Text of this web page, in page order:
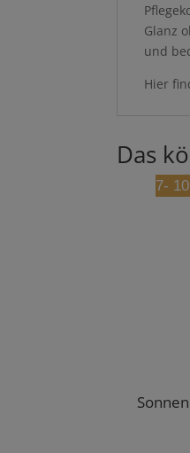
Glanz
und
Hier
Das
7-